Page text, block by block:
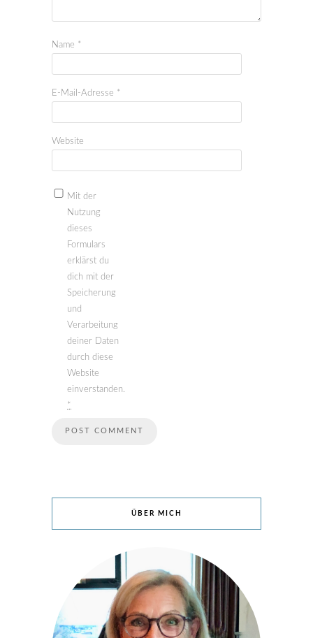
Name *
E-Mail-Adresse *
Website
Mit der
Nutzung
dieses
Formulars
erklärst du
dich mit der
Speicherung
und
Verarbeitung
deiner Daten
durch diese
Website
einverstanden.
*
ÜBER MICH